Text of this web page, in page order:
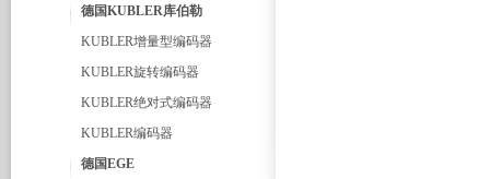
德国KUBLER库伯勒
KUBLER增量型编码器
KUBLER旋转编码器
KUBLER绝对式编码器
KUBLER编码器
德国EGE